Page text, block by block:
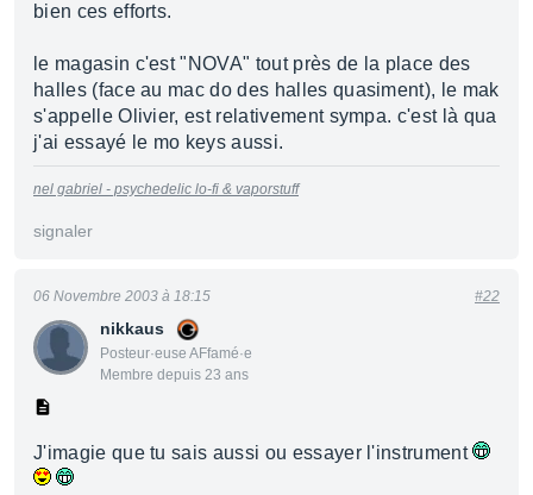
bien ces efforts.
le magasin c'est "NOVA" tout près de la place des
halles (face au mac do des halles quasiment), le mak
s'appelle Olivier, est relativement sympa. c'est là qua
j'ai essayé le mo keys aussi.
nel gabriel - psychedelic lo-fi & vaporstuff
signaler
nikkaus
Posteur·euse AFfamé·e
Membre depuis 23 ans
06 Novembre 2003 à 18:15 #22
J'imagie que tu sais aussi ou essayer l'instrument